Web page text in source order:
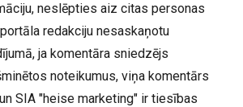
neslēpties aiz citas personas
redakciju nesaskaņotu
ja komentāra sniedzējs
noteikumus, viņa komentārs
SIA "heise marketing" ir tiesības